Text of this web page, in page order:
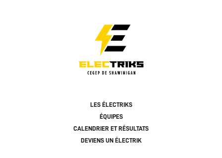
LES ÉLECTRIKS
ÉQUIPES
CALENDRIER ET RÉSULTATS
DEVIENS UN ÉLECTRIK